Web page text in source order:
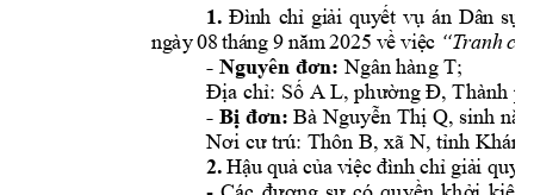
1. Đình chỉ giải quyết vụ án Dân sự
ngày08tháng9 năm 2025 về việc “Tranhch
- Nguyên đơn: Ngân hàng T;
Địa chỉ: Số A L, phường Đ, Thành
- B đơn: Bà Nguyễn Thị Q, sinh
Nơi cư trú: Thôn B, xã N, tỉnh
2. Hậu quả củaviệc đình chỉ giải quy